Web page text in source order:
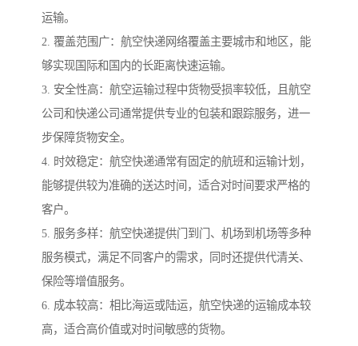
运输。
2. 覆盖范围广：航空快递网络覆盖主要城市和地区，能
够实现国际和国内的长距离快速运输。
3. 安全性高：航空运输过程中货物受损率较低，且航空
公司和快递公司通常提供专业的包装和跟踪服务，进一
步保障货物安全。
4. 时效稳定：航空快递通常有固定的航班和运输计划，
能够提供较为准确的送达时间，适合对时间要求严格的
客户。
5. 服务多样：航空快递提供门到门、机场到机场等多种
服务模式，满足不同客户的需求，同时还提供代清关、
保险等增值服务。
6. 成本较高：相比海运或陆运，航空快递的运输成本较
高，适合高价值或对时间敏感的货物。